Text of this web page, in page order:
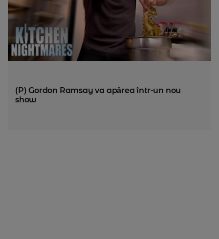
(P) Gordon Ramsay va apărea într-un nou
show